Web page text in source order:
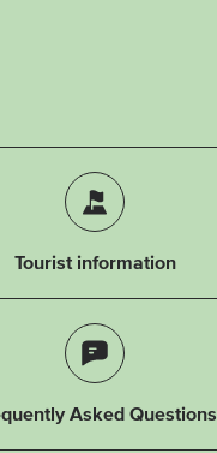
Tourist information
Asked Questions